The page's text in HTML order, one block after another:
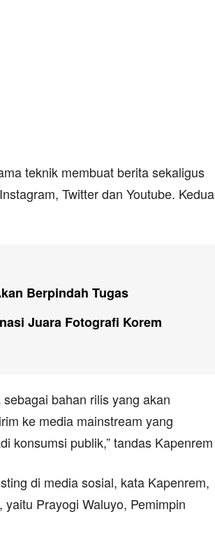
teknik membuat berita sekaligus
Twitter dan Youtube. Kedua
Berpindah Tugas
Juara Fotografi Korem
bahan rilis yang akan
ke media mainstream yang
konsumsi publik,” tandas Kapenrem
di media sosial, kata Kapenrem,
Prayogi Waluyo, Pemimpin